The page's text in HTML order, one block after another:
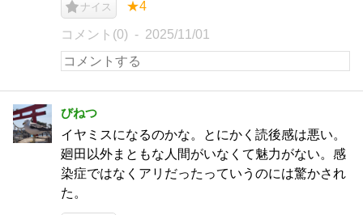
ナイス ★4
コメント(0) 2025/11/01
びねつ
イヤミスになるのかな。とにかく読後感は悪い。
廻田以外まともな人間がいなくて魅力がない。感
染症ではなくアリだったっていうのには驚かされ
た。